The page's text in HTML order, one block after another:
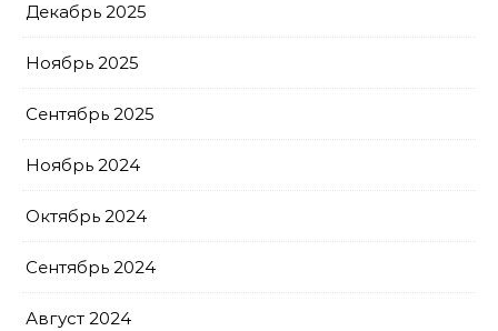
Декабрь 2025
Ноябрь 2025
Сентябрь 2025
Ноябрь 2024
Октябрь 2024
Сентябрь 2024
Август 2024